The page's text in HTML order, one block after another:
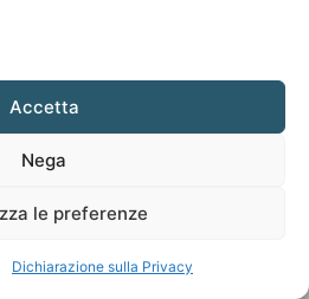
Accetta
Nega
le preferenze
Dichiarazione sulla Privacy